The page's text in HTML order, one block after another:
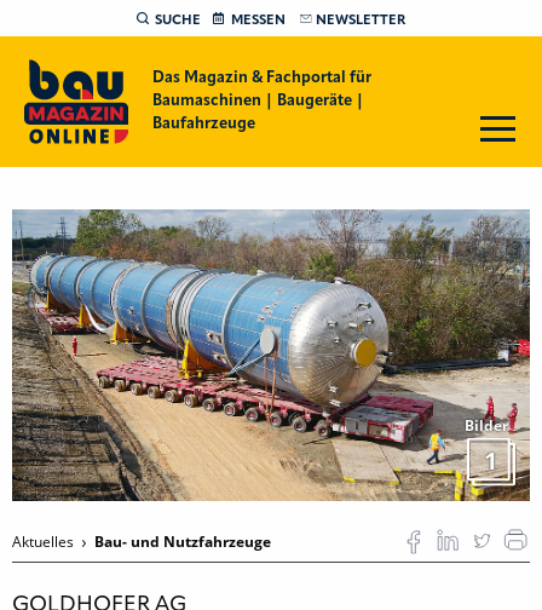
SUCHE MESSEN NEWSLETTER
Das Magazin & Fachportal für
Baumaschinen | Baugeräte |
Baufahrzeuge
Bilder
1
Aktuelles Bau- und Nutzfahrzeuge
GOLDHOFER AG